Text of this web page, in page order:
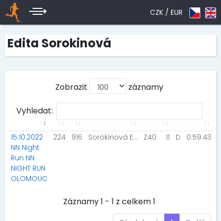
CZK / EUR
Edita Sorokinová
Zobrazit záznamy
Vyhledat:
15.10.2022
NN Night
Run NN
NIGHT RUN
OLOMOUC
224 916 Sorokinová Edita Z40 11 D 0:59:43
Záznamy 1 - 1 z celkem 1